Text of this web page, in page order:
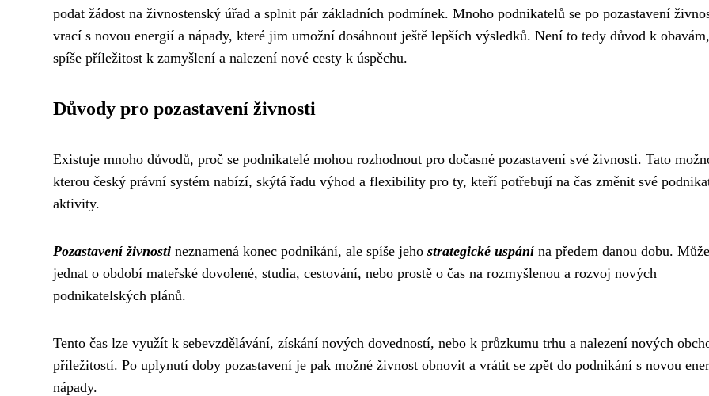
podat žádost na živnostenský úřad a splnit pár základních podmínek. Mnoho podnikatelů se po pozastavení
vrací s novou energií a nápady, které jim umožní dosáhnout ještě lepších výsledků. Není to tedy důvod k
spíše příležitost k zamyšlení a nalezení nové cesty k úspěchu.
Důvody pro pozastavení živnosti
Existuje mnoho důvodů, proč se podnikatelé mohou rozhodnout pro dočasné pozastavení své živnosti. Tato
kterou český právní systém nabízí, skýtá řadu výhod a flexibility pro ty, kteří potřebují na čas změnit své
aktivity.
Pozastavení živnosti neznamená konec podnikání, ale spíše jeho strategické uspánína předem danou dobu.
jednat o období mateřské dovolené, studia, cestování, nebo prostě o čas na rozmyšlenou a rozvoj nových
podnikatelských plánů.
Tento čas lze využít k sebevzdělávání, získání nových dovedností, nebo k průzkumu trhu a nalezení nových
příležitostí. Po uplynutí doby pozastavení je pak možné živnost obnovit a vrátit se zpět do podnikání s novou
nápady.